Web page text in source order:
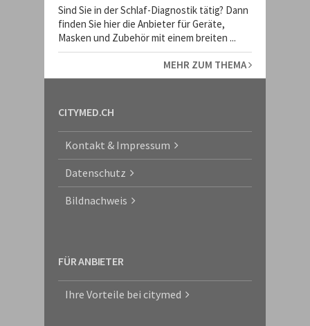
Sind Sie in der Schlaf-Diagnostik tätig? Dann
finden Sie hier die Anbieter für Geräte,
Masken und Zubehör mit einem breiten ...
MEHR ZUM THEMA
CITYMED.CH
Kontakt & Impressum
Datenschutz
Bildnachweis
FÜR ANBIETER
Ihre Vorteile bei citymed